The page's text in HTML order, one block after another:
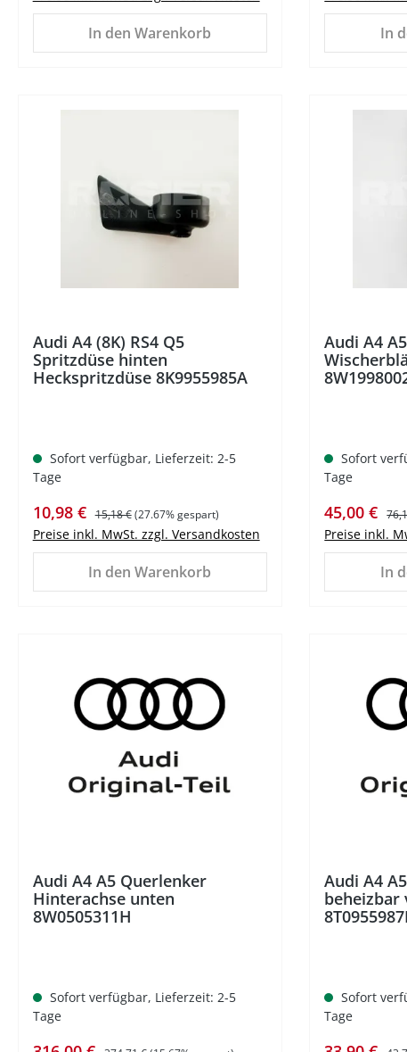
In den Warenkorb In
Audi A4 (8K) RS4 Q5
Spritzdüse hinten
Heckspritzdüse 8K9955985A
Sofort verfügbar, Lieferzeit: 2-5
Tage
Verkaufspreis:
10,98 € Regulärer Preis:
15,18 €(27.67% gespart)
Preise inkl. MwSt. zzgl. Versandkosten
In den Warenkorb
Audi A4
Sofort
Tage
45,00 €
Preise inkl.
In
Audi A4 A5 Querlenker
Hinterachse unten
8W0505311H
Sofort verfügbar, Lieferzeit: 2-5
Tage
Regulärer Preis:
Audi A4
beheizbar
Sofort
Tage